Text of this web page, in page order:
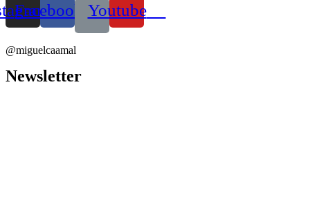
Facebook Youtube
@miguelcaamal
Newsletter